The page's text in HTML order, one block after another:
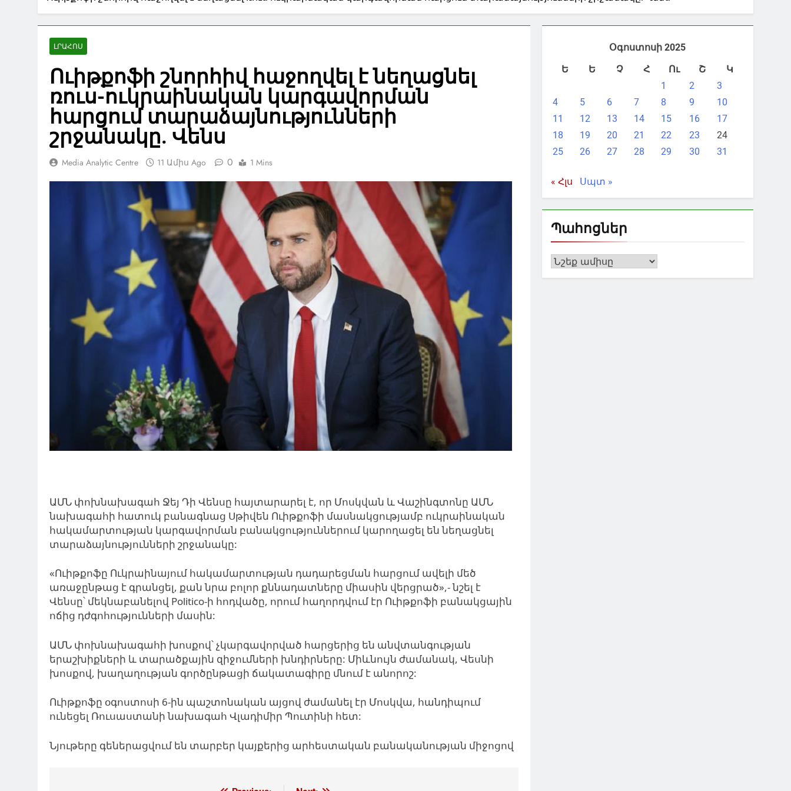
ԼՐԱՀՈՍ
Ուիթքոֆի շնորհիվ հաջողվել է նեղացնել
ռուս-ուկրաինական կարգավորման
հարցում տարաձայնությունների
շրջանակը. Վենս
Media Analytic Centre 11 Ամիս Ago 0 1 Mins
ԱՄՆ փոխնախագահ Ջեյ Դի Վենսը հայտարարել է, որ Մոսկվան և Վաշինգտոնը ԱՄՆ
նախագահի հատուկ բանագնաց Սթիվեն Ուիթքոֆի մասնակցությամբ ուկրաինական
հակամարտության կարգավորման բանակցություններում կարողացել են նեղացնել
տարաձայնությունների շրջանակը:
«Ուիթքոֆը Ուկրաինայում հակամարտության դադարեցման հարցում ավելի մեծ
առաջընթաց է գրանցել, քան նրա բոլոր քննադատները միասին վերցրած»,- նշել է
Վենսը՝ մեկնաբանելով Politico-ի հոդվածը, որում հաղորդվում էր Ուիթքոֆի բանակցային
ոճից դժգոհությունների մասին:
ԱՄՆ փոխնախագահի խոսքով՝ չկարգավորված հարցերից են անվտանգության
երաշխիքների և տարածքային զիջումների խնդիրները: Միևնույն ժամանակ, Վեսնի
խոսքով, խաղաղության գործընթացի ճակատագիրը մնում է անորոշ:
Ուիթքոֆը օգոստոսի 6-ին պաշտոնական այցով ժամանել էր Մոսկվա, հանդիպում
ունեցել Ռուսաստանի նախագահ Վլադիմիր Պուտինի հետ:
Նյութերը գեներացվում են տարբեր կայքերից արհեստական բանականության միջոցով
Օգոստոսի 2025
Ե
Ե Չ Հ Ու Շ
Կ
1
2
3
4
5 6 7 8 9
10
11
12 13 14 15 16
17
18
19 20 21 22 23
24
25
26 27 28 29 30 31
« Հլս Սպտ »
Պահոցներ
Պահոցներ